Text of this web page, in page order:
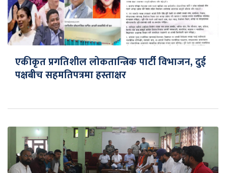
एकीकृत प्रगतिशील लोकतान्त्रिक पार्टी विभाजन, दुई
पक्षबीच सहमतिपत्रमा हस्ताक्षर